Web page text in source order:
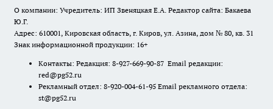
О компании: Учредитель: ИП Звеняцкая Е.А. Редактор сайта: Бакаева
Ю.Г.
Адрес: 610001, Кировская область, г. Киров, ул. Азина, дом № 80, кв. 31
Знак информационной продукции: 16+
Контакты: Редакция: 8-927-669-90-87 Email редакции:
red@pg52.ru
Рекламный отдел: 8-920-004-61-95 Email рекламного отдела:
st@pg52.ru